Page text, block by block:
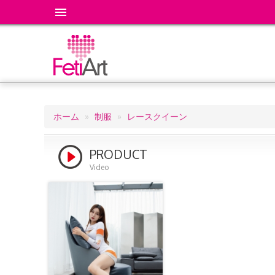
パ
ン
く
ホーム 制服 レースクイーン
PRODUCT
Video